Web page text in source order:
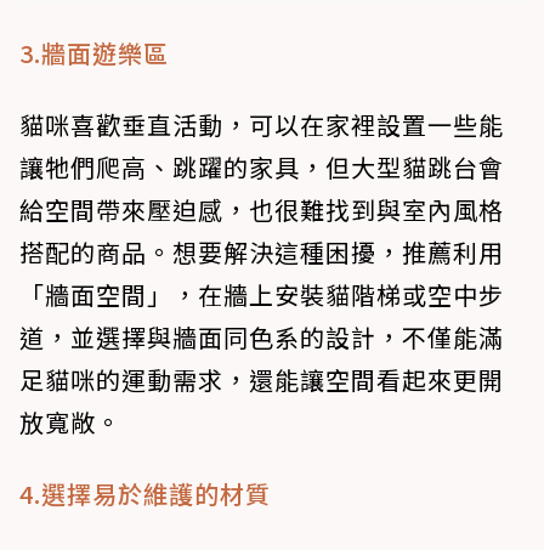
3.牆面遊樂區
貓咪喜歡垂直活動，可以在家裡設置一些能
讓牠們爬高、跳躍的家具，但大型貓跳台會
給空間帶來壓迫感，也很難找到與室內風格
搭配的商品。想要解決這種困擾，推薦利用
「牆面空間」，在牆上安裝貓階梯或空中步
道，並選擇與牆面同色系的設計，不僅能滿
足貓咪的運動需求，還能讓空間看起來更開
放寬敞。
4.選擇易於維護的材質